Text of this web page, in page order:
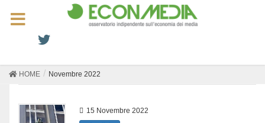
HOME Novembre 2022
15 Novembre 2022